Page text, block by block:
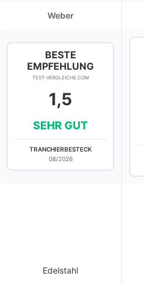
Weber
BESTE
EMPFEHLUNG
TEST-VERGLEICHE.COM
1,5
SEHR GUT
TRANCHIERBESTECK
08/2026
Edelstahl